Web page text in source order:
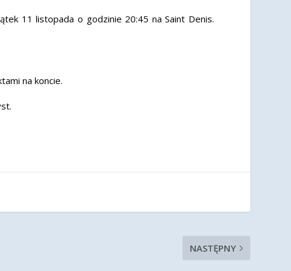
11 listopada o godzinie 20:45 na Saint Denis.
na koncie.
NASTĘPNY